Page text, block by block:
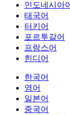
인도네시아
태국어
터키어
포르투갈어
프랑스어
힌디어
한국어
영어
일본어
중국어